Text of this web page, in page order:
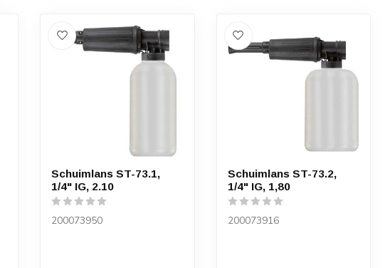
Schuimlans ST-73.1,
1/4" IG, 2.10
200073950
Schuimlans ST-73.2,
1/4" IG, 1,80
200073916